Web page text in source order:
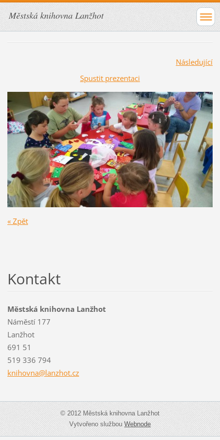
Městská knihovna Lanžhot
Následující
Spustit prezentaci
« Zpět
Kontakt
Městská knihovna Lanžhot
Náměstí 177
Lanžhot
691 51
519 336 794
knihovna@lanzhot.cz
© 2012 Městská knihovna Lanžhot
Vytvořeno službouWebnode